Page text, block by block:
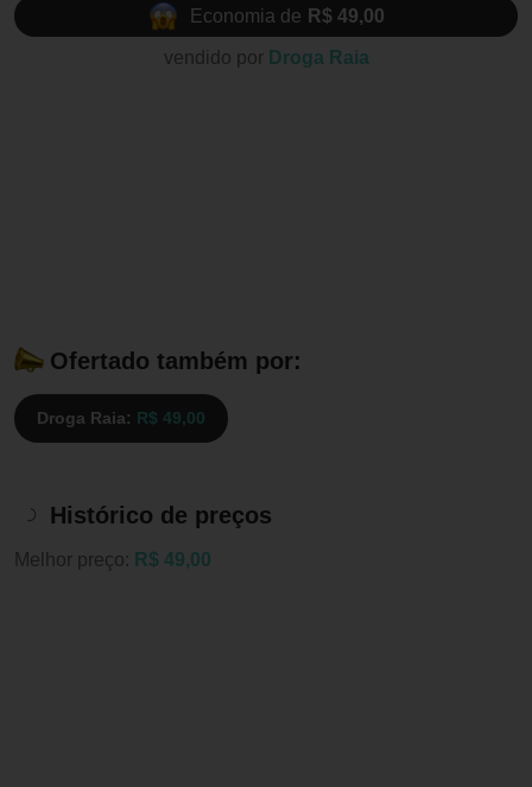
Economia de R$ 49,00
vendido por Droga Raia
Ofertado também por:
Droga Raia: R$ 49,00
Histórico de preços
Melhor preço: R$ 49,00